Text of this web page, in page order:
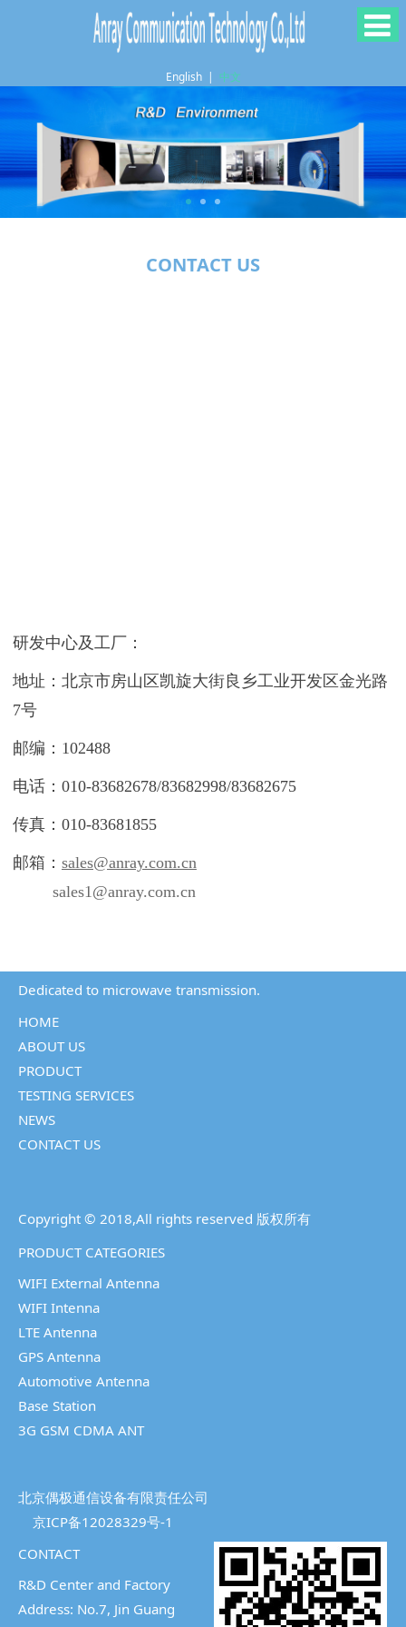
English | 中文
CONTACT US
研发中心及工厂：
地址：北京市房山区凯旋大街良乡工业开发区金光路
7号
邮编：102488
电话：010-83682678/83682998/83682675
传真：010-83681855
邮箱： sales@anray.com.cn
sales1@anray.com.cn
Dedicated to microwave transmission.
HOME
ABOUT US
PRODUCT
TESTING SERVICES
NEWS
CONTACT US
Copyright © 2018,All rights reserved 版权所有
PRODUCT CATEGORIES
WIFI External Antenna
WIFI Intenna
LTE Antenna
GPS Antenna
Automotive Antenna
Base Station
3G GSM CDMA ANT
北京偶极通信设备有限责任公司
京ICP备12028329号-1
CONTACT
R&D Center and Factory
Address: No.7, Jin Guang